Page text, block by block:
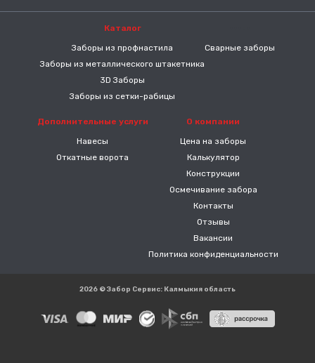
Каталог
Заборы из профнастила
Заборы из металлического штакетника
3D Заборы
Заборы из сетки-рабицы
Сварные заборы
Дополнительные услуги
Навесы
Откатные ворота
О компании
Цена на заборы
Калькулятор
Конструкции
Осмечивание забора
Контакты
Отзывы
Вакансии
Политика конфиденциальности
2026 © Забор Сервис: Калмыкия область